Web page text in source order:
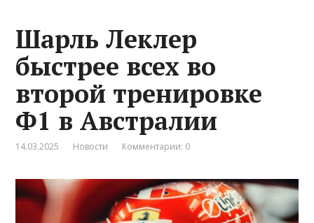
Шарль Леклер
быстрее всех во
второй тренировке
Ф1 в Австралии
14.03.2025 Новости Комментарии: 0